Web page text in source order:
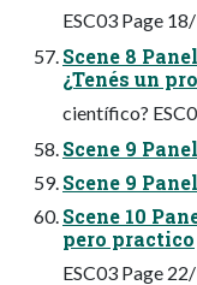
ESC03 Page
Scene 8
¿Tenés un
científico?
Scene 9
Scene 9
Scene 10
pero practico
ESC03 Page